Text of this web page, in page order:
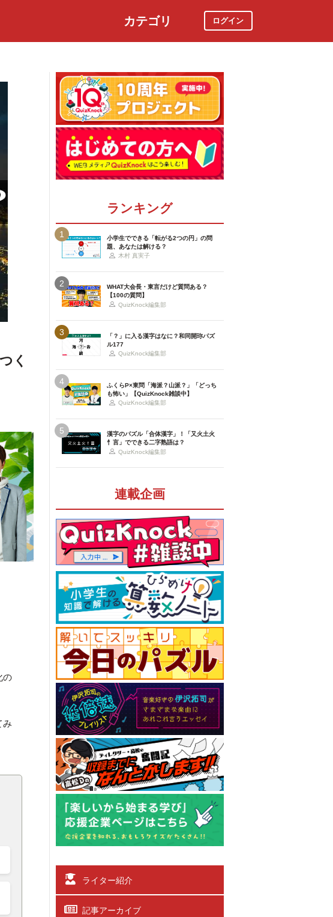
カテゴリ ログイン
く
の
み
ランキング
1
小学生でできる「転がる2つの円」の問
題、あなたは解ける？
木村 真実子
2
WHAT大会長・東言だけど質問ある？
【100の質問】
QuizKnock編集部
3
「？」に入る漢字はなに？和同開珎パズ
ル177
QuizKnock編集部
4
ふくらP×東問「海派？山派？」「どっち
も怖い」【QuizKnock雑談中】
QuizKnock編集部
5
漢字のパズル「合体漢字」！「又火土火
忄言」でできる二字熟語は？
QuizKnock編集部
連載企画
ライター紹介
記事アーカイブ